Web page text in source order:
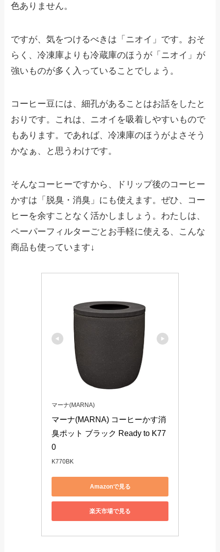
色ありません。
ですが、気をつけるべきは「ニオイ」です。おそ
らく、冷凍庫よりも冷蔵庫のほうが「ニオイ」が
強いものが多く入っていることでしょう。
コーヒー豆には、細孔があることはお話をしたと
おりです。これは、ニオイを吸着しやすいもので
もあります。であれば、冷凍庫のほうがよさそう
かなぁ、と思うわけです。
そんなコーヒーですから、ドリップ後のコーヒー
かすは「脱臭・消臭」にも使えます。ぜひ、コー
ヒーを余すことなく活かしましょう。わたしは、
ペーパーフィルターごとお手軽に使える、こんな
商品も使っています↓
マーナ(MARNA)
マーナ(MARNA) コーヒーかす消
臭ポット ブラック Ready to K77
0
K770BK
Amazonで見る
楽天市場で見る